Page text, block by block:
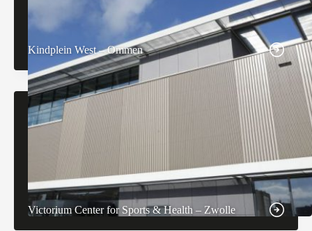
Kindplein West – Ommen
Victorium Center for Sports & Health – Zwolle